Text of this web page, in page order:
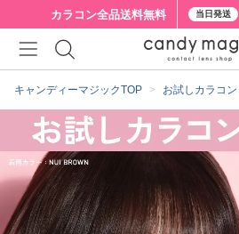
カラコン全品送料無料 当日発送
キャンディーマジックTOP お試しカラコン
クーポン詳細